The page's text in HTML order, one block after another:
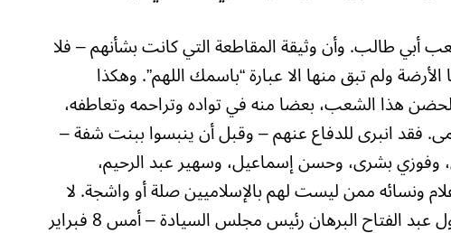
أبي طالب. وأن وثيقة المقاطعة التي كانت بشأنهم – فلا
ولم تبق منها الا عبارة “باسمك اللهم”. وهكذا
هذا الشعب، بعضا منه في تواده وتراحمه وتعاطفه،
فقد انبرى للدفاع عنهم – وقبل أن ينبسوا ببنت شفة –
وفوزي بشرى، وحسن إسماعيل، وسهير عبد الرحيم،
ونسائه ممن ليست لهم بالإسلاميين صلة أو واشجة. لا
شك أنه قد راع هؤلاء أنه فيما دعا الفريق أول عبد الفتاح البرهان رئيس مجلس السيادة – أمس 8 فبراير